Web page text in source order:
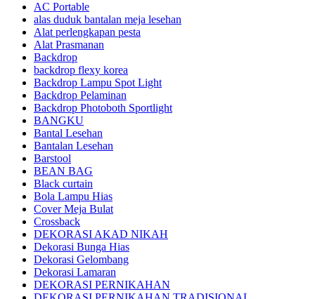
AC Portable
alas duduk bantalan meja lesehan
Alat perlengkapan pesta
Alat Prasmanan
Backdrop
backdrop flexy korea
Backdrop Lampu Spot Light
Backdrop Pelaminan
Backdrop Photoboth Sportlight
BANGKU
Bantal Lesehan
Bantalan Lesehan
Barstool
BEAN BAG
Black curtain
Bola Lampu Hias
Cover Meja Bulat
Crossback
DEKORASI AKAD NIKAH
Dekorasi Bunga Hias
Dekorasi Gelombang
Dekorasi Lamaran
DEKORASI PERNIKAHAN